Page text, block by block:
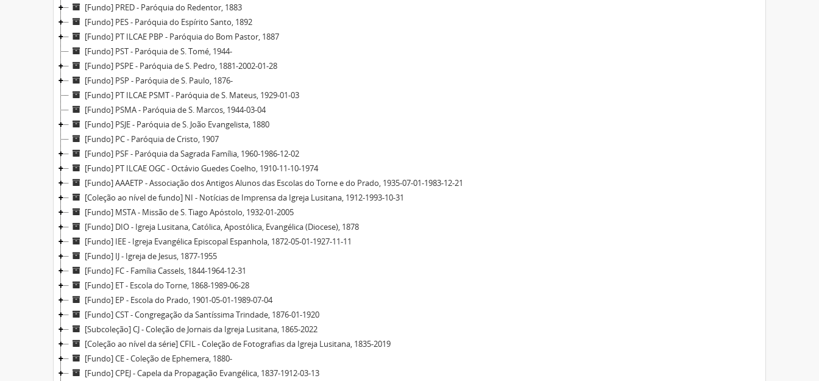
[Fundo] PRED - Paróquia do Redentor, 1883
[Fundo] PES - Paróquia do Espírito Santo, 1892
[Fundo] PT ILCAE PBP - Paróquia do Bom Pastor, 1887
[Fundo] PST - Paróquia de S. Tomé, 1944-
[Fundo] PSPE - Paróquia de S. Pedro, 1881-2002-01-28
[Fundo] PSP - Paróquia de S. Paulo, 1876-
[Fundo] PT ILCAE PSMT - Paróquia de S. Mateus, 1929-01-03
[Fundo] PSMA - Paróquia de S. Marcos, 1944-03-04
[Fundo] PSJE - Paróquia de S. João Evangelista, 1880
[Fundo] PC - Paróquia de Cristo, 1907
[Fundo] PSF - Paróquia da Sagrada Família, 1960-1986-12-02
[Fundo] PT ILCAE OGC - Octávio Guedes Coelho, 1910-11-10-1974
[Fundo] AAAETP - Associação dos Antigos Alunos das Escolas do Torne e do Prado, 1935-07-01-1983-12-21
[Coleção ao nível de fundo] NI - Notícias de Imprensa da Igreja Lusitana, 1912-1993-10-31
[Fundo] MSTA - Missão de S. Tiago Apóstolo, 1932-01-2005
[Fundo] DIO - Igreja Lusitana, Católica, Apostólica, Evangélica (Diocese), 1878
[Fundo] IEE - Igreja Evangélica Episcopal Espanhola, 1872-05-01-1927-11-11
[Fundo] IJ - Igreja de Jesus, 1877-1955
[Fundo] FC - Família Cassels, 1844-1964-12-31
[Fundo] ET - Escola do Torne, 1868-1989-06-28
[Fundo] EP - Escola do Prado, 1901-05-01-1989-07-04
[Fundo] CST - Congregação da Santíssima Trindade, 1876-01-1920
[Subcoleção] CJ - Coleção de Jornais da Igreja Lusitana, 1865-2022
[Coleção ao nível da série] CFIL - Coleção de Fotografias da Igreja Lusitana, 1835-2019
[Fundo] CE - Coleção de Ephemera, 1880-
[Fundo] CPEJ - Capela da Propagação Evangélica, 1837-1912-03-13